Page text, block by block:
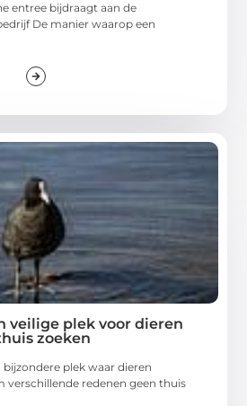
entree bijdraagt aan de
De manier waarop een
veilige plek voor dieren
zoeken
bijzondere plek waar dieren
verschillende redenen geen thuis